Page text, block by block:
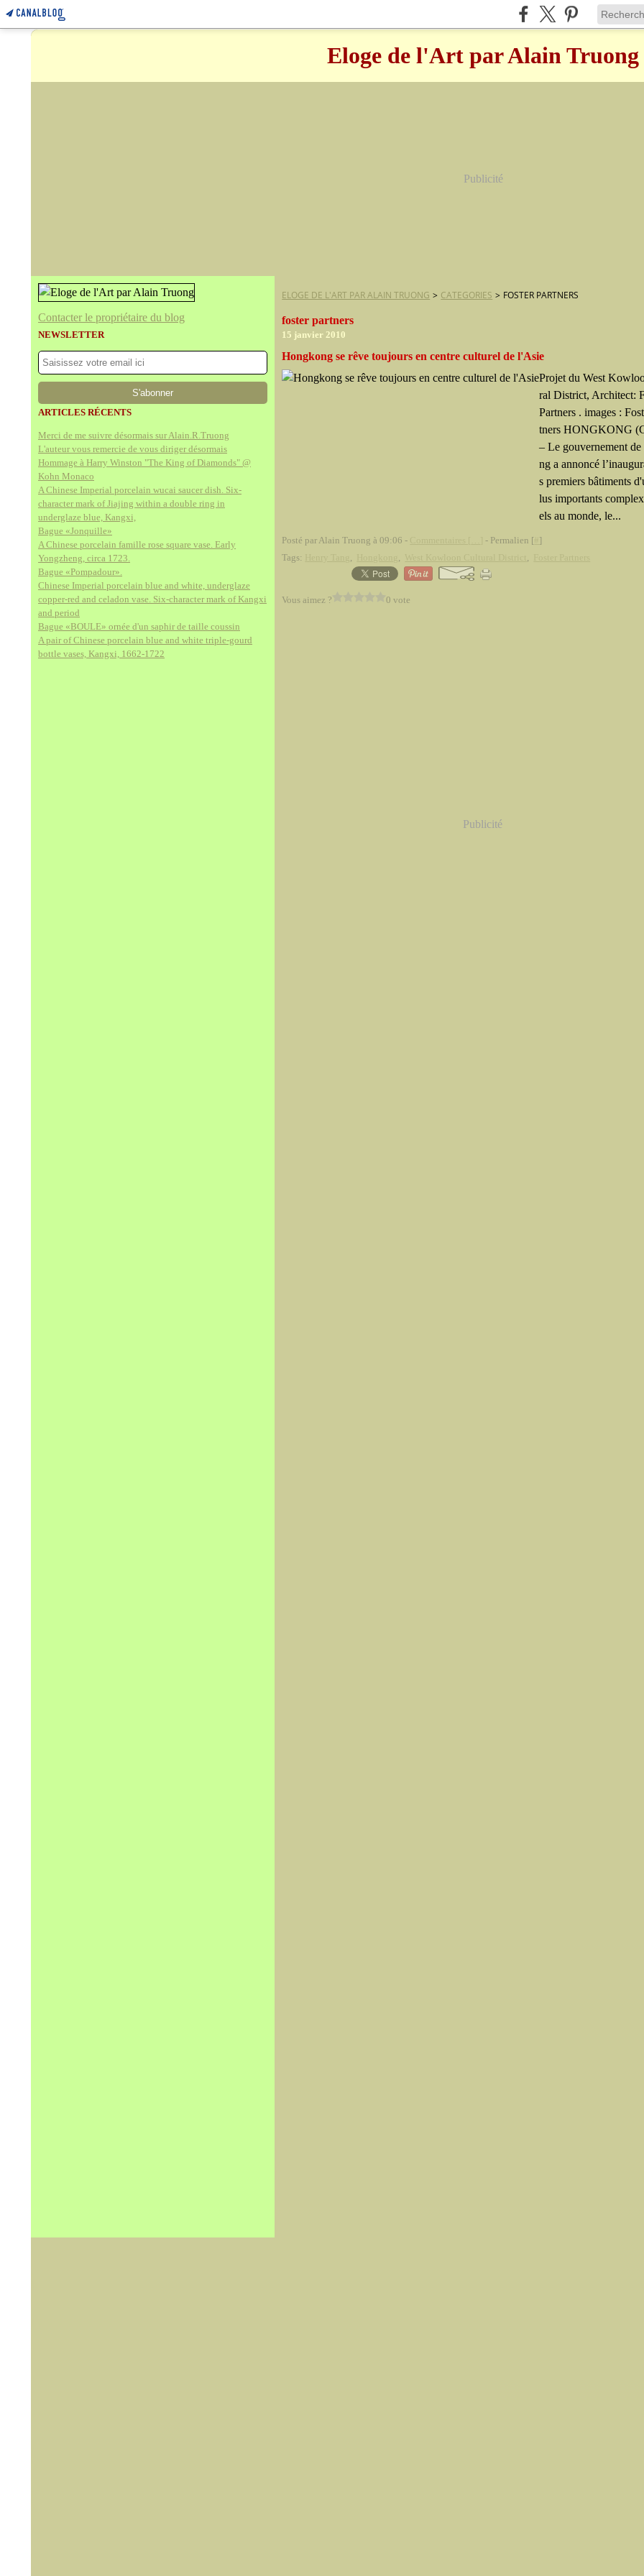
Eloge de l'Art par Alain Truong
Publicité
Contacter le propriétaire du blog
NEWSLETTER
ARTICLES RÉCENTS
Merci de me suivre désormais sur Alain.R.Truong
L'auteur vous remercie de vous diriger désormais
Hommage à Harry Winston "The King of Diamonds" @
Kohn Monaco
A Chinese Imperial porcelain wucai saucer dish. Six-
character mark of Jiajing within a double ring in
underglaze blue, Kangxi,
Bague «Jonquille»
A Chinese porcelain famille rose square vase. Early
Yongzheng, circa 1723.
Bague «Pompadour».
Chinese Imperial porcelain blue and white, underglaze
copper-red and celadon vase. Six-character mark of Kangxi
and period
Bague «BOULE» ornée d'un saphir de taille coussin
A pair of Chinese porcelain blue and white triple-gourd
bottle vases, Kangxi, 1662-1722
ELOGE DE L'ART PAR ALAIN TRUONG > CATEGORIES > FOSTER PARTNERS
foster partners
15 janvier 2010
Hongkong se rêve toujours en centre culturel de l'Asie
Projet du West
ral District, Architect:
Partners . images :
tners HONGKONG
– Le gouvernement
ng a annoncé
s premiers bâtiments
lus importants
els au monde, le...
Posté par Alain Truong à 09:06 - - Permalien [ ]
Tags:
, , ,
Vous aimez ? 0 vote
Publicité